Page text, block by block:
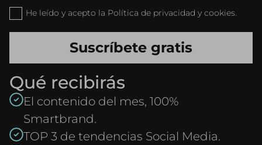
He leído y acepto la Política de privacidad y cookies.
Qué recibirás
El contenido del mes, 100%
Smartbrand.
TOP 3 de tendencias Social Media.